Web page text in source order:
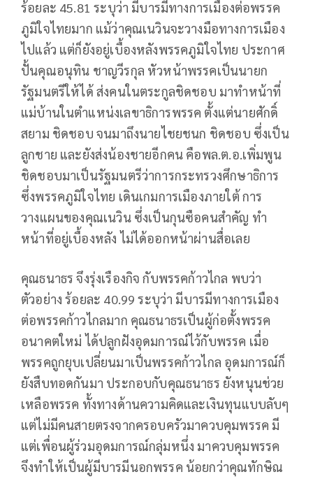
ร้อยละ 45.81 ระบุว่า มีบารมีทางการเมืองต่อพรรค
ภูมิใจไทยมาก แม้ว่าคุณเนวินจะวางมือทางการเมือง
ไปแล้ว แต่ก็ยังอยู่เบื้องหลังพรรคภูมิใจไทย ประกาศ
ปั้นคุณอนุทิน ชาญวีรกุล หัวหน้าพรรคเป็นนายก
รัฐมนตรีให้ได้ ส่งคนในตระกูลชิดชอบ มาทำหน้าที่
แม่บ้านในตำแหน่งเลขาธิการพรรค ตั้งแต่นายศักดิ์
สยาม ชิดชอบ จนมาถึงนายไชยชนก ชิดชอบ ซึ่งเป็น
ลูกชาย และยังส่งน้องชายอีกคน คือพล.ต.อ.เพิ่มพูน
ชิดชอบมาเป็นรัฐมนตรีว่าการกระทรวงศึกษาธิการ
ซึ่งพรรคภูมิใจไทย เดินเกมการเมืองภายใต้ การ
วางแผนของคุณเนวิน ซึ่งเป็นกุนซือคนสำคัญ ทำ
หน้าที่อยู่เบื้องหลัง ไม่ได้ออกหน้าผ่านสื่อเลย
คุณธนาธร จึงรุ่งเรืองกิจ กับพรรคก้าวไกล พบว่า
ตัวอย่าง ร้อยละ 40.99 ระบุว่า มีบารมีทางการเมือง
ต่อพรรคก้าวไกลมาก คุณธนาธรเป็นผู้ก่อตั้งพรรค
อนาคตใหม่ ได้ปลูกฝังอุดมการณ์ไว้กับพรรค เมื่อ
พรรคถูกยุบเปลี่ยนมาเป็นพรรคก้าวไกล อุดมการณ์ก็
ยังสืบทอดกันมา ประกอบกับคุณธนาธร ยังหนุนช่วย
เหลือพรรค ทั้งทางด้านความคิดและเงินทุนแบบลับๆ
แต่ไม่มีคนสายตรงจากครอบครัวมาควบคุมพรรค มี
แต่เพื่อนผู้ร่วมอุดมการณ์กลุ่มหนึ่ง มาควบคุมพรรค
จึงทำให้เป็นผู้มีบารมีนอกพรรค น้อยกว่าคุณทักษิณ